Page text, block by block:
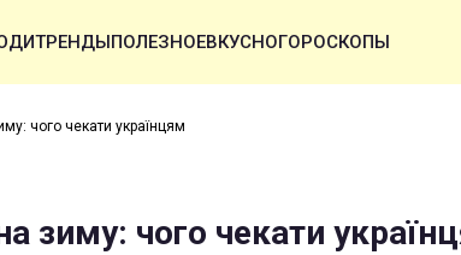
ТРЕНДЫПОЛЕЗНОЕВКУСНОГОРОСКОПЫ
чого чекати українцям
зиму: чого чекати